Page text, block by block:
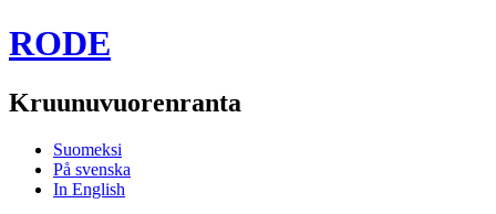
RODE
Kruunuvuorenranta
Suomeksi
På svenska
In English